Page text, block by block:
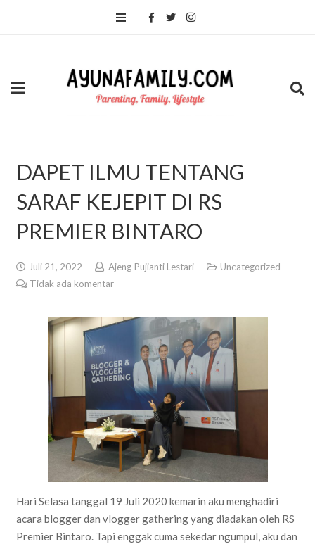
DAPET ILMU TENTANG
SARAF KEJEPIT DI RS
PREMIER BINTARO
Juli 21, 2022 Ajeng Pujianti Lestari
Uncategorized
Tidak ada komentar
Hari Selasa tanggal 19 Juli 2020 kemarin aku menghadiri
acara blogger dan vlogger gathering yang diadakan oleh RS
Premier Bintaro. Tapi enggak cuma sekedar ngumpul, aku dan